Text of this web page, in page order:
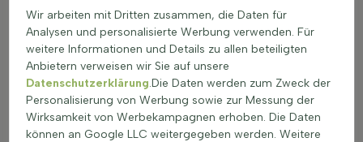
Wir arbeiten mit Dritten zusammen, die Daten für
Analysen und personalisierte Werbung verwenden. Für
weitere Informationen und Details zu allen beteiligten
Anbietern verweisen wir Sie auf unsere
Datenschutzerklärung.Die Daten werden zum Zweck der
Personalisierung von Werbung sowie zur Messung der
Wirksamkeit von Werbekampagnen erhoben. Die Daten
können an Google LLC weitergegeben werden. Weitere